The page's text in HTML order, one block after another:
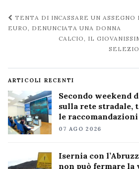
Navigazione
post
TENTA DI INCASSARE UN ASSEGNO
EURO, DENUNCIATA UNA DONNA
CALCIO, IL
ARTICOLI RECENTI
Secondo weekend
sulla rete stradale,
le raccomandazioni
07 AGO 2026
Isernia con
non può fermare la